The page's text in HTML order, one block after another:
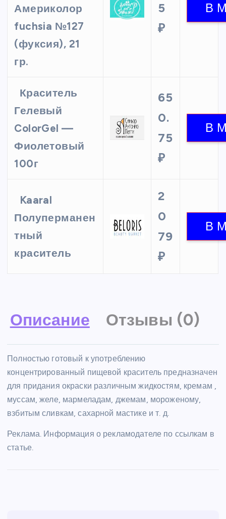
Америколор
fuchsia №127
(фуксия), 21
гр.
5
₽
Краситель
Гелевый
ColorGel —
Фиолетовый
100г
65
0.
75
₽
Kaaral
Полуперманен
тный
краситель
2
0
79
₽
Описание Отзывы (0)
Полностью готовый к употреблению
концентрированный пищевой краситель предназначен
для придания окраски различным жидкостям, кремам ,
муссам, желе, мармеладам, джемам, мороженому,
взбитым сливкам, сахарной мастике и т. д.
Реклама. Информация о рекламодателе по ссылкам в
статье.